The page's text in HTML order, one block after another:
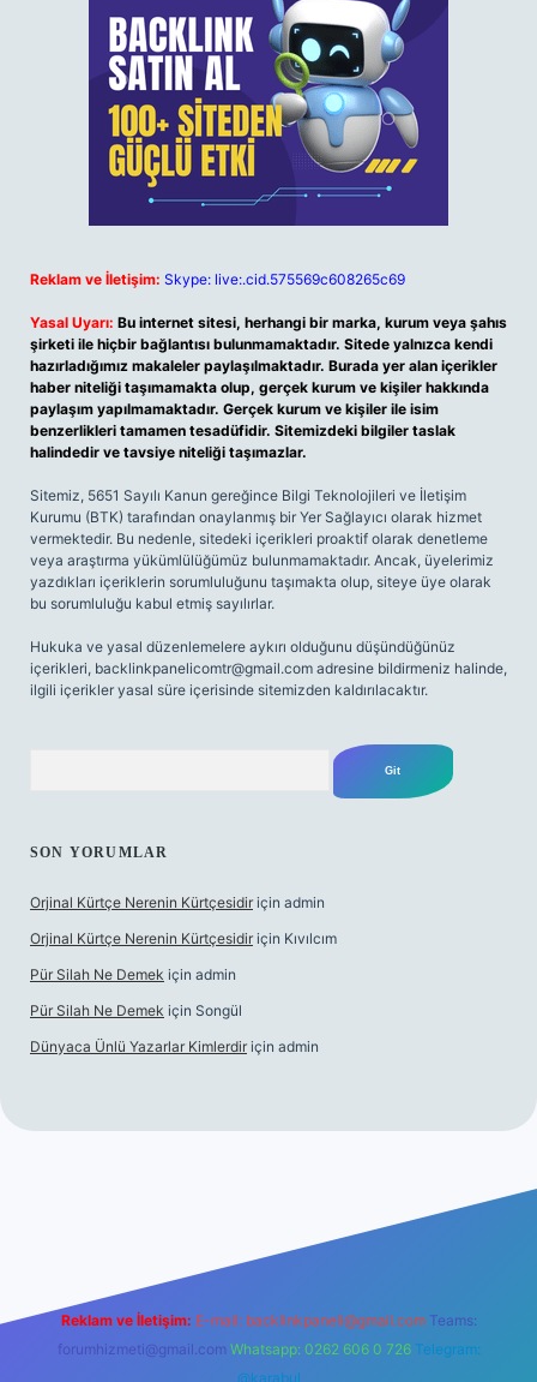
Reklam ve İletişim: Skype: live:.cid.575569c608265c69
Yasal Uyarı: Bu internet sitesi, herhangi bir marka, kurum veya şahıs
şirketi ile hiçbir bağlantısı bulunmamaktadır. Sitede yalnızca kendi
hazırladığımız makaleler paylaşılmaktadır. Burada yer alan içerikler
haber niteliği taşımamakta olup, gerçek kurum ve kişiler hakkında
paylaşım yapılmamaktadır. Gerçek kurum ve kişiler ile isim
benzerlikleri tamamen tesadüfidir. Sitemizdeki bilgiler taslak
halindedir ve tavsiye niteliği taşımazlar.
Sitemiz, 5651 Sayılı Kanun gereğince Bilgi Teknolojileri ve İletişim
Kurumu (BTK) tarafından onaylanmış bir Yer Sağlayıcı olarak hizmet
vermektedir. Bu nedenle, sitedeki içerikleri proaktif olarak denetleme
veya araştırma yükümlülüğümüz bulunmamaktadır. Ancak, üyelerimiz
yazdıkları içeriklerin sorumluluğunu taşımakta olup, siteye üye olarak
bu sorumluluğu kabul etmiş sayılırlar.
Hukuka ve yasal düzenlemelere aykırı olduğunu düşündüğünüz
içerikleri, backlinkpanelicomtr@gmail.com adresine bildirmeniz halinde,
ilgili içerikler yasal süre içerisinde sitemizden kaldırılacaktır.
SON YORUMLAR
Orjinal Kürtçe Nerenin Kürtçesidir için admin
Orjinal Kürtçe Nerenin Kürtçesidir için Kıvılcım
Pür Silah Ne Demek için admin
Pür Silah Ne Demek için Songül
Dünyaca Ünlü Yazarlar Kimlerdir için admin
Reklam ve İletişim: E-mail: backlinkpaneli@gmail.com Teams:
forumhizmeti@gmail.com Whatsapp: 0262 606 0 726 Telegram:
@karabul